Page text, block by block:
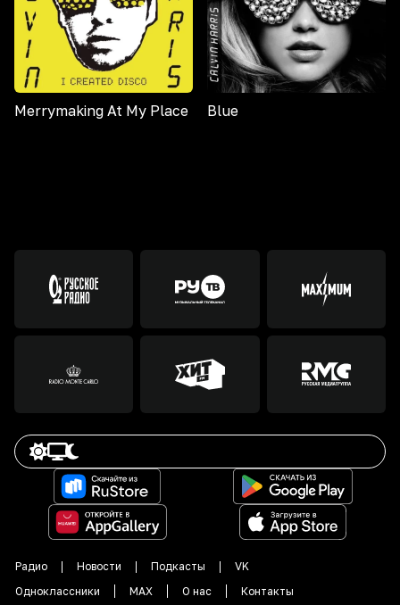
Merrymaking At My Place Blue
Радио Новости Подкасты
VK
Одноклассники
MAX О нас Контакты